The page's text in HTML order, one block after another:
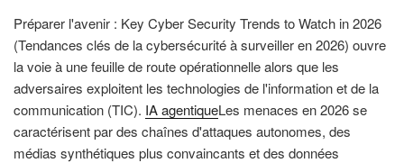
Préparer l'avenir : Key Cyber Security Trends to Watch in 2026
(Tendances clés de la cybersécurité à surveiller en 2026) ouvre
la voie à une feuille de route opérationnelle alors que les
adversaires exploitent les technologies de l'information et de la
communication (TIC). IA agentiqueLes menaces en 2026 se
caractérisent par des chaînes d'attaques autonomes, des
médias synthétiques plus convaincants et des données